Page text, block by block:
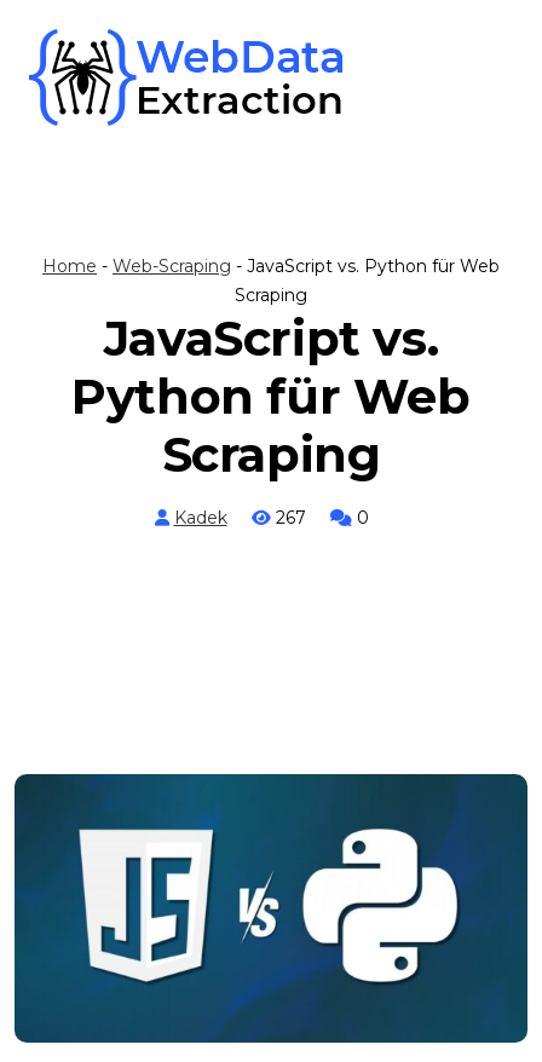
content
Home - Web-Scraping - JavaScript vs. Python für Web
Scraping
JavaScript vs.
Python für Web
Scraping
Kadek 267 0